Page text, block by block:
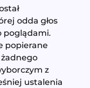
odda głos
poglądami.
popierane
z
ustalenia